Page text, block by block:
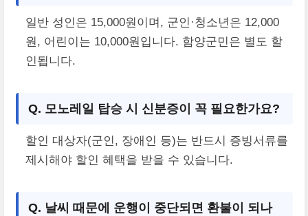
일반 성인은 15,000원이며, 군인·청소년은 12,000
원, 어린이는 10,000원입니다. 함양군민은 별도 할
인됩니다.
Q. 모노레일 탑승 시 신분증이 꼭 필요한가요?
할인 대상자(군인, 장애인 등)는 반드시 증빙서류를
제시해야 할인 혜택을 받을 수 있습니다.
Q. 날씨 때문에 운행이 중단되면 환불이 되나